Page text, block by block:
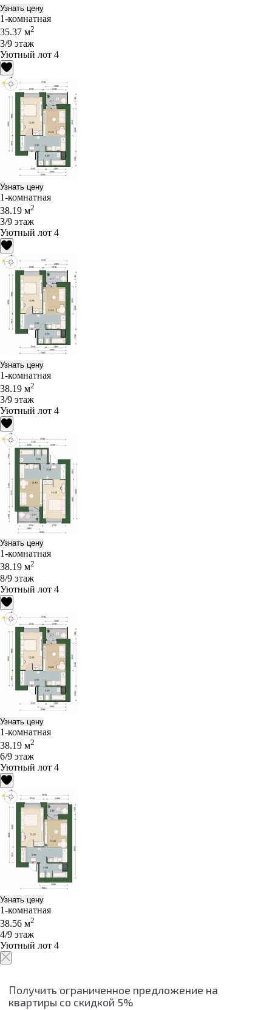
Узнать цену
1-комнатная
35.37 м2
3/9 этаж
Уютный лот 4
Узнать цену
1-комнатная
38.19 м2
3/9 этаж
Уютный лот 4
Узнать цену
1-комнатная
38.19 м2
3/9 этаж
Уютный лот 4
Узнать цену
1-комнатная
38.19 м2
8/9 этаж
Уютный лот 4
Узнать цену
1-комнатная
38.19 м2
6/9 этаж
Уютный лот 4
Узнать цену
1-комнатная
38.56 м2
4/9 этаж
Уютный лот 4
Получить ограниченное предложение на
квартиры со скидкой 5%